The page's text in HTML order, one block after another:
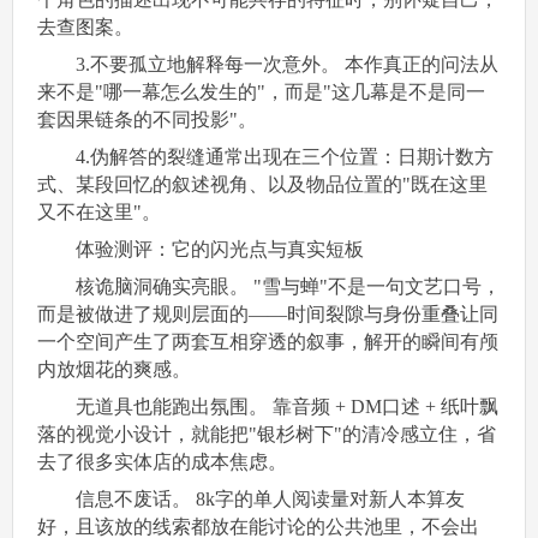
去查图案。
3.不要孤立地解释每一次意外。​ 本作真正的问法从
来不是"哪一幕怎么发生的"，而是"这几幕是不是同一
套因果链条的不同投影"。
4.伪解答的裂缝通常出现在三个位置：日期计数方
式、某段回忆的叙述视角、以及物品位置的"既在这里
又不在这里"。
体验测评：它的闪光点与真实短板
核诡脑洞确实亮眼。​ "雪与蝉"不是一句文艺口号，
而是被做进了规则层面的——时间裂隙与身份重叠让同
一个空间产生了两套互相穿透的叙事，解开的瞬间有颅
内放烟花的爽感。
无道具也能跑出氛围。​ 靠音频 + DM口述 + 纸叶飘
落的视觉小设计，就能把"银杉树下"的清冷感立住，省
去了很多实体店的成本焦虑。
信息不废话。​ 8k字的单人阅读量对新人本算友
好，且该放的线索都放在能讨论的公共池里，不会出